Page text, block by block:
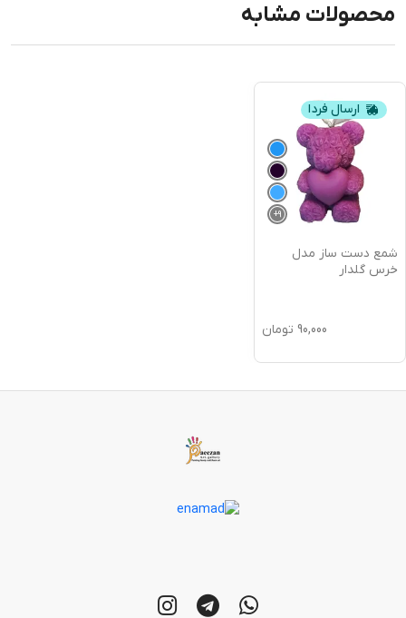
محصولات مشابه
ارسال فردا
9
+
شمع دست ساز مدل
خرس گلدار
90,000 تومان